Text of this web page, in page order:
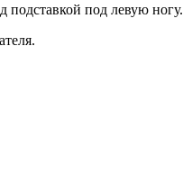
подставкой под левую ногу.